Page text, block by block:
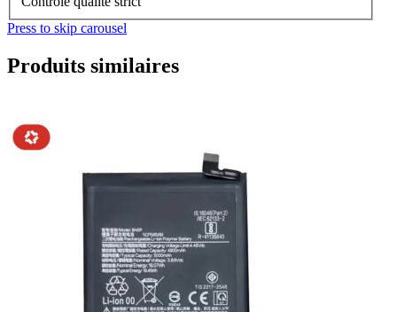
Press to skip carousel
Produits similaires